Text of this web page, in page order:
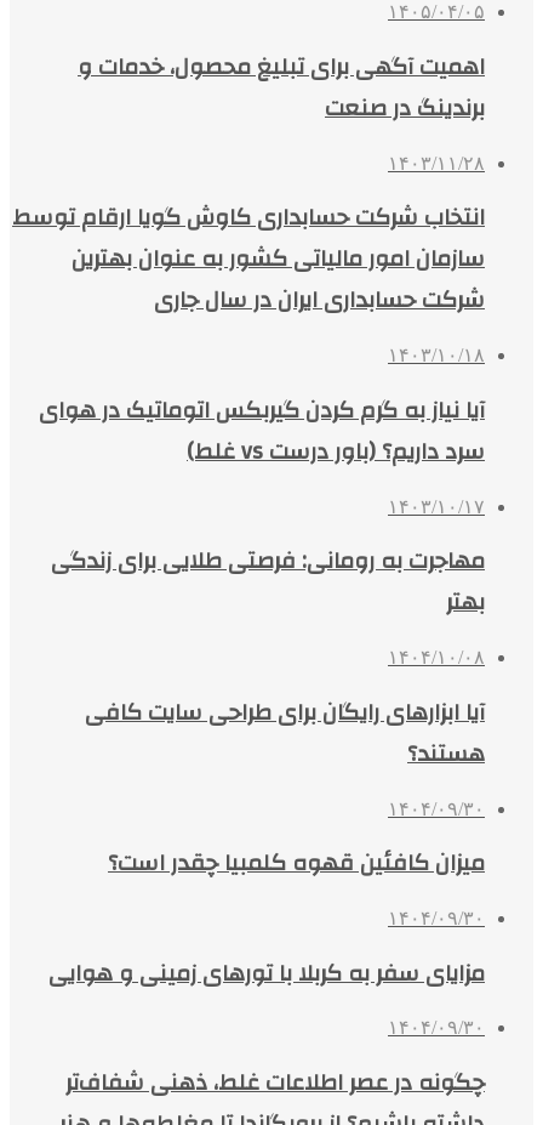
۱۴۰۵/۰۴/۰۵
اهمیت آگهی برای تبلیغ محصول، خدمات و
برندینگ در صنعت
۱۴۰۳/۱۱/۲۸
انتخاب شرکت حسابداری کاوش گویا ارقام توسط
سازمان امور مالیاتی کشور به عنوان بهترین
شرکت حسابداری ایران در سال جاری
۱۴۰۳/۱۰/۱۸
آیا نیاز به گرم کردن گیربکس اتوماتیک در هوای
سرد داریم؟ (باور درست vs غلط)
۱۴۰۳/۱۰/۱۷
مهاجرت به رومانی: فرصتی طلایی برای زندگی
بهتر
۱۴۰۴/۱۰/۰۸
آیا ابزارهای رایگان برای طراحی سایت کافی
هستند؟
۱۴۰۴/۰۹/۳۰
میزان کافئین قهوه کلمبیا چقدر است؟
۱۴۰۴/۰۹/۳۰
مزایای سفر به کربلا با تورهای زمینی و هوایی
۱۴۰۴/۰۹/۳۰
چگونه در عصر اطلاعات غلط، ذهنی شفاف‌تر